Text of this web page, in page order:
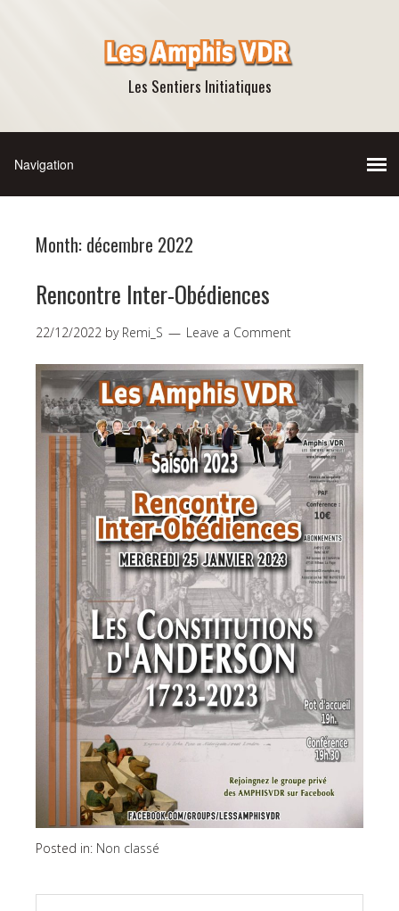
Les Sentiers Initiatiques
Month: décembre 2022
Rencontre Inter-Obédiences
22/12/2022 by Remi_S Leave a Comment
Posted in: Non classé